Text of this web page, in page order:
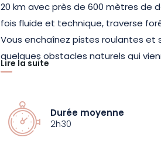
20 km avec près de 600 mètres de
fois fluide et technique, traverse
Vous enchaînez pistes roulantes et
quelques obstacles naturels qui
immersion au cœur du massif vous
L’encadrement par un moniteur
sécurisée et des conseils adaptés
Lire la suite
Durée moyenne
2h30